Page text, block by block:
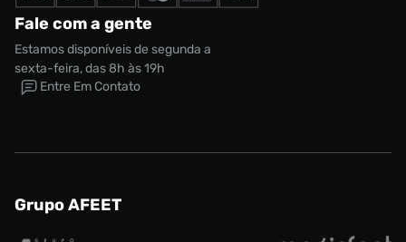
Fale com a gente
Estamos disponíveis de segunda a
sexta-feira, das 8h às 19h
Entre Em Contato
Grupo AFEET